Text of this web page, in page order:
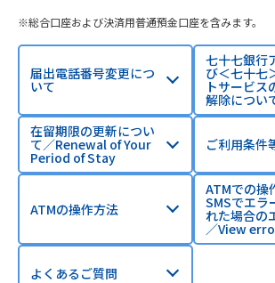
総合口座および決済用普通預金口座を含みます。
届出電話番号変更につ
いて
七十七銀行
び＜七十七
トサービス
解除につい
在留期限の更新につい
て／Renewal of Your
Period of Stay
ご利用条件
ATMの操作方法
ATMでの操
SMSでエラ
れた場合の
／View
よくあるご質問